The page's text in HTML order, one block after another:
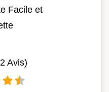
Facile et
Avis)